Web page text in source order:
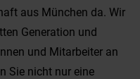
aus München da. Wir
Generation und
und Mitarbeiter an
Sie nicht nur eine